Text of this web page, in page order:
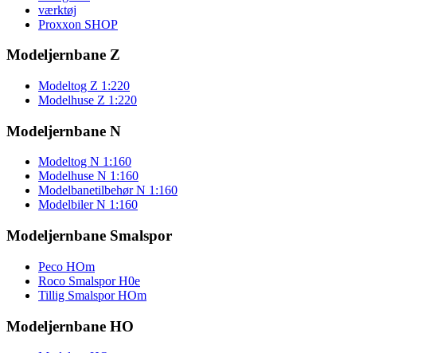
værktøj
Proxxon SHOP
Modeljernbane Z
Modeltog Z 1:220
Modelhuse Z 1:220
Modeljernbane N
Modeltog N 1:160
Modelhuse N 1:160
Modelbanetilbehør N 1:160
Modelbiler N 1:160
Modeljernbane Smalspor
Peco HOm
Roco Smalspor H0e
Tillig Smalspor HOm
Modeljernbane HO